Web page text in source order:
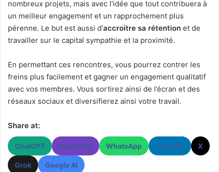
nombreux projets, mais avec l’idée que tout contribuera à
un meilleur engagement et un rapprochement plus
pérenne. Le but est aussi d’accroitre sa rétention et de
travailler sur le capital sympathie et la proximité.
En permettant ces rencontres, vous pourrez contrer les
freins plus facilement et gagner un engagement qualitatif
avec vos membres. Vous sortirez ainsi de l’écran et des
réseaux sociaux et diversifierez ainsi votre travail.
Share at:
ChatGPT Perplexity WhatsApp LinkedIn X
Grok Google AI